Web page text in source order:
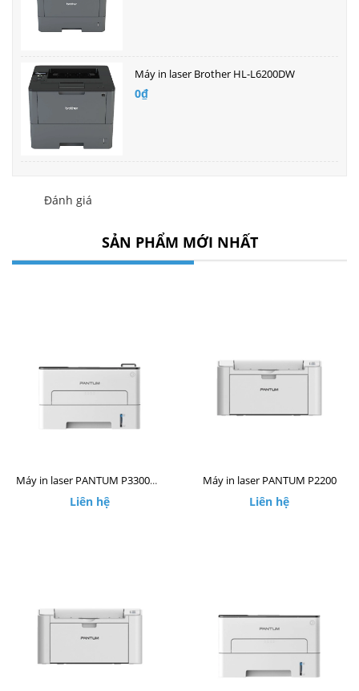
Máy in laser Brother HL-L6200DW
0₫
Đánh giá
SẢN PHẨM MỚI NHẤT
Máy in laser PANTUM P3300DW
Liên hệ
Máy in laser PANTUM P2200
Liên hệ